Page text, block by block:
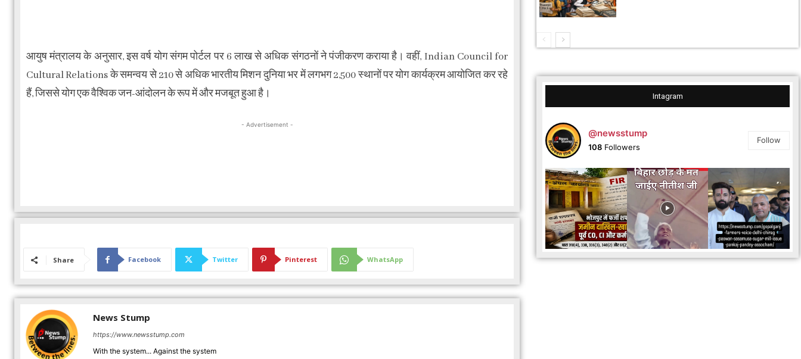
आयुष मंत्रालय के अनुसार, इस वर्ष योग संगम पोर्टल पर 6 लाख से अधिक संगठनों ने पंजीकरण कराया है। वहीं, Indian Council for
Cultural Relations के समन्वय से 210 से अधिक भारतीय मिशन दुनिया भर में लगभग 2,500 स्थानों पर योग कार्यक्रम आयोजित कर रहे
हैं, जिससे योग एक वैश्विक जन-आंदोलन के रूप में और मजबूत हुआ है।
- Advertisement -
Share Facebook Twitter Pinterest WhatsApp
News Stump
https://www.newsstump.com
With the system... Against the system
Intagram
@newsstump
108 Followers
Follow